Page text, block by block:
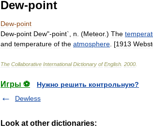
Dew-point
Dew-point
Dew-point Dew"-point`, n . (Meteor.) The
and temperature of the atmosphere . [1913
The Collaborative International Dictionary of English 2000
Игры ⚽
Нужно решить контрольную?
Dewless
Look at other dictionaries: